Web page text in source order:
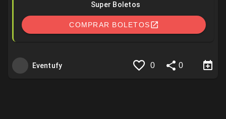
Super Boletos
COMPRAR BOLETOS
Eventufy 0 0